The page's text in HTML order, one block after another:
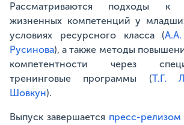
Рассматриваются подходы к
жизненных компетенций у
условиях ресурсного класса (
Русинова), а также методы
компетентности через
тренинговые программы (Т.Г.
Шовкун).
Выпуск завершается пресс-релизом